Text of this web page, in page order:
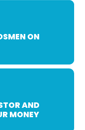
ON
AND
MONEY